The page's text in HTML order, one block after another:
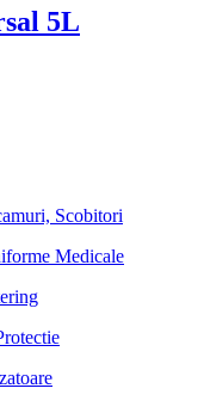
5L
Scobitori
Medicale